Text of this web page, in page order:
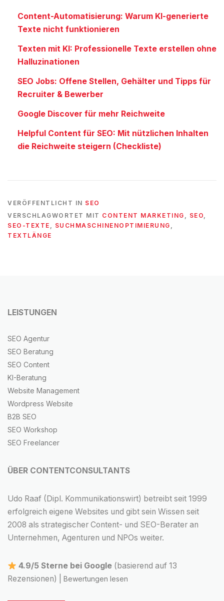
Content-Automatisierung: Warum KI-generierte
Texte nicht funktionieren
Texten mit KI: Professionelle Texte erstellen ohne
Halluzinationen
SEO Jobs: Offene Stellen, Gehälter und Tipps für
Recruiter & Bewerber
Google Discover für mehr Reichweite
Helpful Content für SEO: Mit nützlichen Inhalten
die Reichweite steigern (Checkliste)
VERÖFFENTLICHT IN SEO
VERSCHLAGWORTET MIT CONTENT MARKETING SEO
SEO-TEXTE
SUCHMASCHINENOPTIMIERUNG
TEXTLÄNGE
LEISTUNGEN
SEO Agentur
SEO Beratung
SEO Content
KI-Beratung
Website Management
Wordpress Website
B2B SEO
SEO Workshop
SEO Freelancer
ÜBER CONTENTCONSULTANTS
Udo Raaf (Dipl. Kommunikationswirt) betreibt seit 1999
erfolgreich eigene Websites und gibt sein Wissen seit
2008 als strategischer Content- und SEO-Berater an
Unternehmen, Agenturen und NPOs weiter.
4.9/5 Sterne bei Google(basierend auf 13
Rezensionen) | Bewertungen lesen